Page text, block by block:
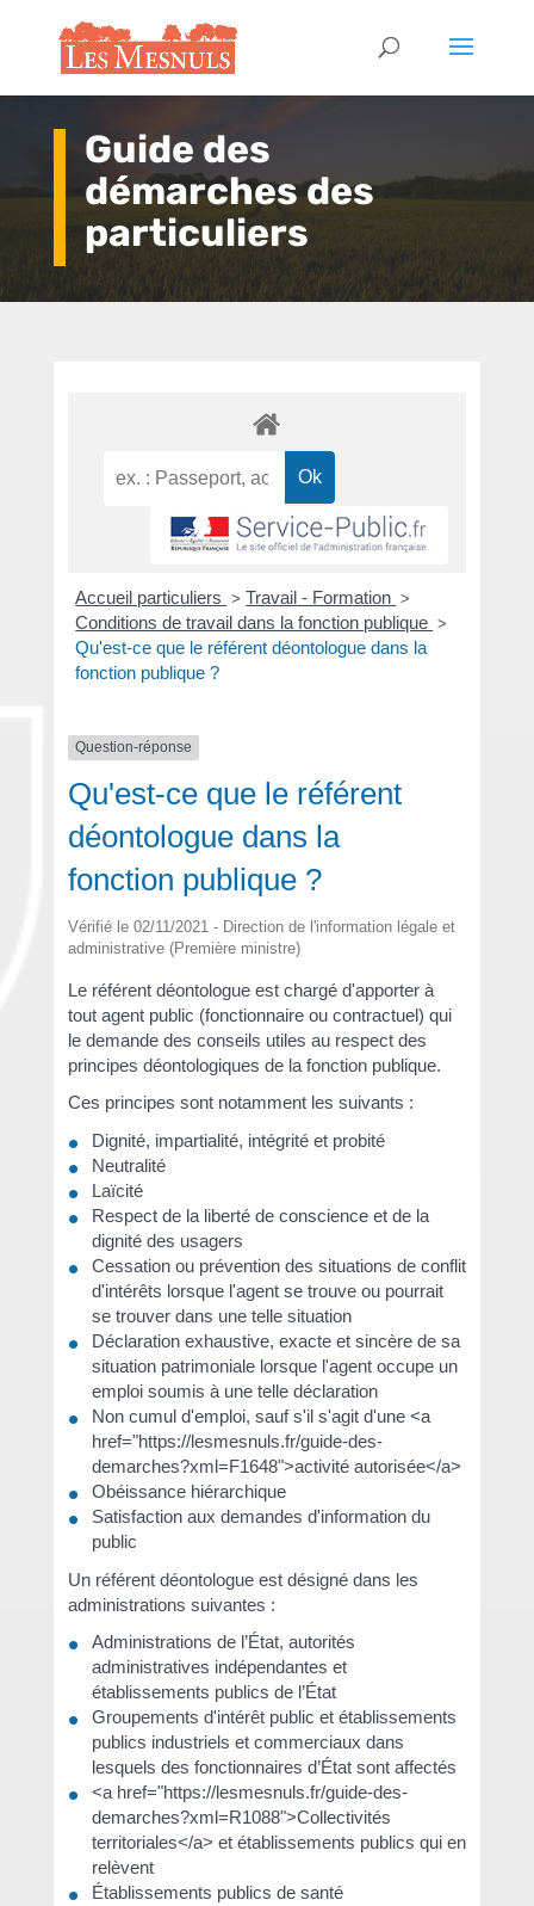
Guide des
démarches des
particuliers
Accueil particuliers > Travail - Formation >
Conditions de travail dans la fonction publique >
Qu'est-ce que le référent déontologue dans la
fonction publique ?
Question-réponse
Qu'est-ce que le référent
déontologue dans la
fonction publique ?
Vérifié le 02/11/2021 - Direction de l'information légale et
administrative (Première ministre)
Le référent déontologue est chargé d'apporter à
tout agent public (fonctionnaire ou contractuel) qui
le demande des conseils utiles au respect des
principes déontologiques de la fonction publique.
Ces principes sont notamment les suivants :
Dignité, impartialité, intégrité et probité
Neutralité
Laïcité
Respect de la liberté de conscience et de la
dignité des usagers
Cessation ou prévention des situations de conflit
d'intérêts lorsque l'agent se trouve ou pourrait
se trouver dans une telle situation
Déclaration exhaustive, exacte et sincère de sa
situation patrimoniale lorsque l'agent occupe un
emploi soumis à une telle déclaration
Non cumul d'emploi, sauf s'il s'agit d'une <a
href="https://lesmesnuls.fr/guide-des-
demarches?xml=F1648">activité autorisée</a>
Obéissance hiérarchique
Satisfaction aux demandes d'information du
public
Un référent déontologue est désigné dans les
administrations suivantes :
Administrations de l’État, autorités
administratives indépendantes et
établissements publics de l’État
Groupements d'intérêt public et établissements
publics industriels et commerciaux dans
lesquels des fonctionnaires d’État sont affectés
<a href="https://lesmesnuls.fr/guide-des-
demarches?xml=R1088">Collectivités
territoriales</a> et établissements publics qui en
relèvent
Établissements publics de santé